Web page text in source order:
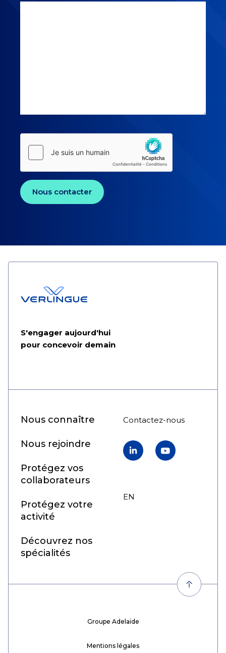
Nous contacter
S'engager aujourd'hui
pour concevoir demain
Nous connaître
Nous rejoindre
Protégez vos
collaborateurs
Protégez votre
activité
Découvrez nos
spécialités
Contactez-nous
LinkedInYouTube
FR
EN
Groupe Adelaïde
Mentions légales